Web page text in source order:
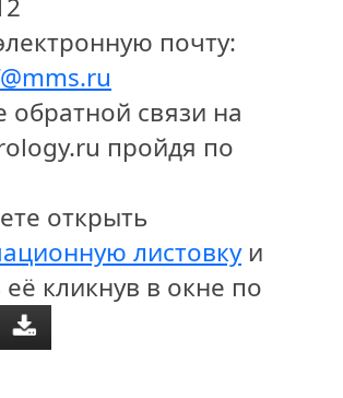
почту:
обратной связи на
пройдя по
открыть
листовкуи
её кликнув в окне по